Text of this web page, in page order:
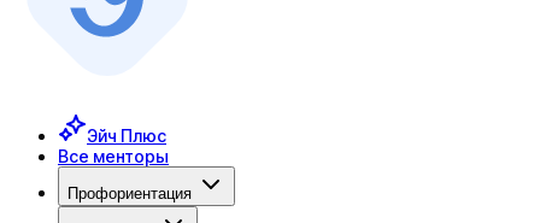
Эйч Плюс
Все менторы
Профориентация